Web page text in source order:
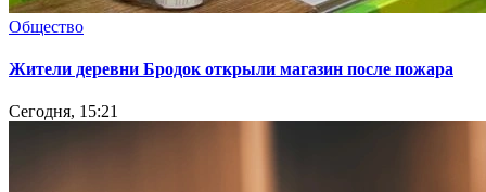
Общество
Жители деревни Бродок открыли магазин после пожара
Сегодня, 15:21